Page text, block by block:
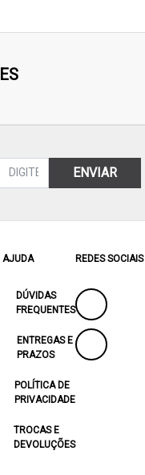
ENVIAR
AJUDA
DÚVIDAS
FREQUENTES
ENTREGAS E
PRAZOS
POLÍTICA DE
PRIVACIDADE
TROCAS E
DEVOLUÇÕES
REDES SOCIAIS